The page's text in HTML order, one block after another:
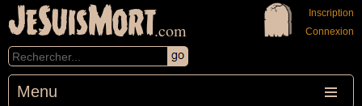
JeSuisMort.com
Menu
Inscription
Connexion